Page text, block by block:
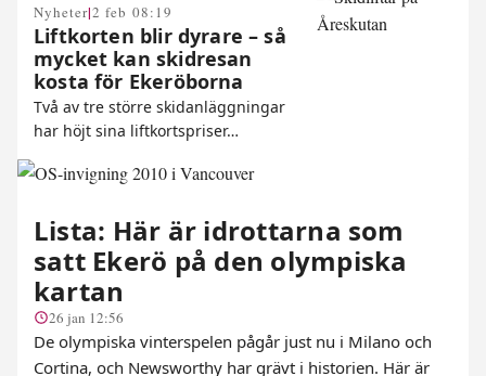
Nyheter|2 feb 08:19
Liftkorten blir dyrare – så
mycket kan skidresan
kosta för Ekerö­borna
Två av tre större skidanläggningar
har höjt sina liftkortspriser…
Lista: Här är idrottarna som
satt Ekerö på den olympiska
kartan
26 jan 12:56
De olympiska vinterspelen pågår just nu i Milano och
Cortina, och Newsworthy har grävt i historien. Här är